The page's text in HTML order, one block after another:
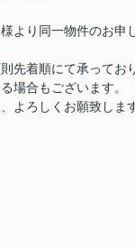
より同一物件のお申
先着順にて承ってお
場合もございます。
よろしくお願致します